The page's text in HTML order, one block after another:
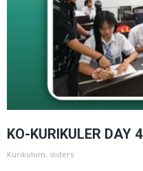
KO-KURIKULER DAY 4
Kurikulum, sliders